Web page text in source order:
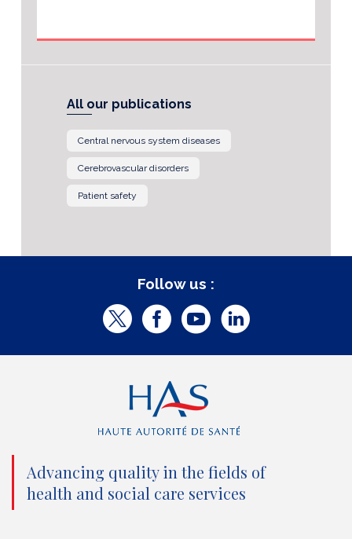
All our publications
Central nervous system diseases
Cerebrovascular disorders
Patient safety
Follow us :
T
t
t
e
r
F
c
e
b
o
o
Y
u
b
e
L
d
Advancing quality in the fields of
health and social care services